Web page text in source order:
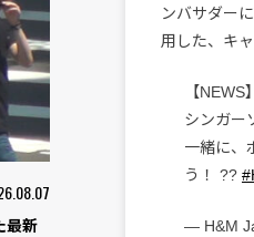
最新
ンバサダー
用した、キ
【NEWS】
シンガー
一緒に、
う！ ??
— H&M